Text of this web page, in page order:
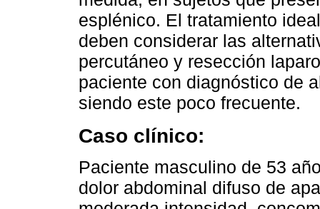
esplénico. El tratamiento
deben considerar las
percutáneo y resección
paciente con diagnóstico de
siendo este poco frecuente.
Caso clínico:
Paciente masculino de 53
dolor abdominal difuso de